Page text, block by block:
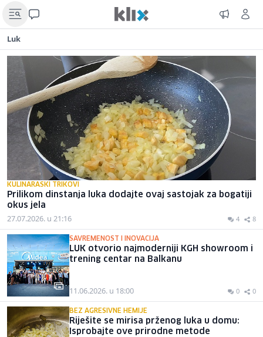
Luk
KULINARASKI TRIKOVI
Prilikom dinstanja luka dodajte ovaj sastojak za bogatiji
okus jela
27.07.2026. u 21:16 4 8
SAVREMENOST I INOVACIJA
LUK otvorio najmoderniji KGH showroom i
trening centar na Balkanu
11.06.2026. u 18:00 0 0
BEZ AGRESIVNE HEMIJE
Riješite se mirisa prženog luka u domu:
Isprobajte ove prirodne metode